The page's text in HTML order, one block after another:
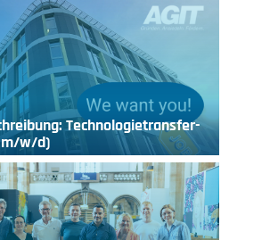
Technologietransfer-
w/d)